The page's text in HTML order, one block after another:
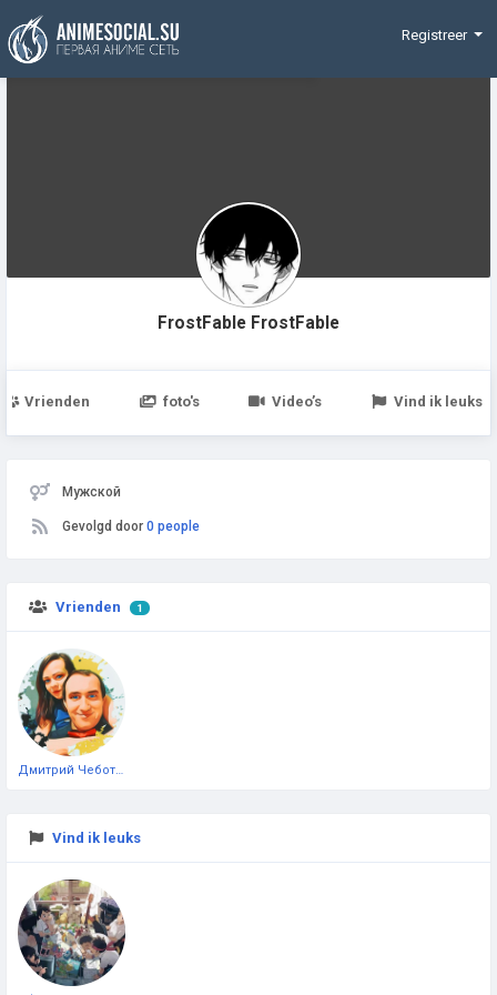
Funding
Registreer
FrostFable FrostFable
Vrienden foto's Video’s Vind ik leuks
Мужской
Gevolgd door 0 people
Vrienden 1
Vind ik leuks